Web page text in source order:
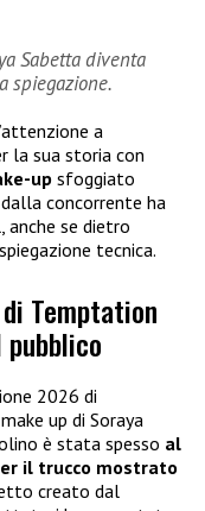
Sabetta diventa
spiegazione.
a
la sua storia con
up sfoggiato
concorrente ha
anche se dietro
tecnica.
Temptation
2026 di
up di Soraya
è stata spesso al
il trucco mostrato
creato dal